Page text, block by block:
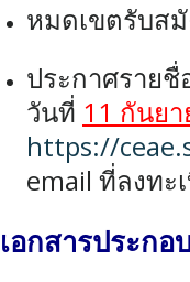
หมดเขตรับส
ประกาศราย
วันที่ 11 กันย
https://
email ที่ลงทะ
เอกสารประก